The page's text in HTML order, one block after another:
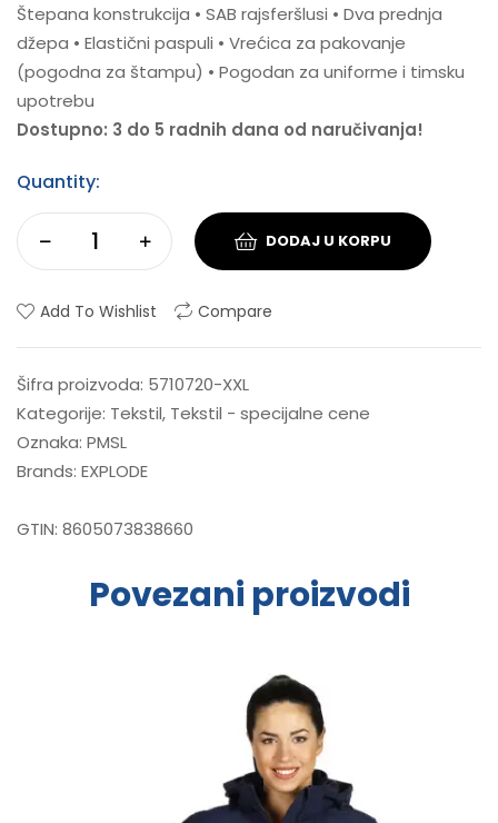
Štepana konstrukcija • SAB rajsferšlusi • Dva prednja
džepa • Elastični paspuli • Vrećica za pakovanje
(pogodna za štampu) • Pogodan za uniforme i timsku
upotrebu
Dostupno: 3 do 5 radnih dana od naručivanja!
Quantity:
DODAJ U KORPU
Add To Wishlist Compare
Šifra proizvoda: 5710720-XXL
Kategorije: Tekstil, Tekstil - specijalne cene
Oznaka: PMSL
Brands: EXPLODE
GTIN: 8605073838660
Povezani proizvodi